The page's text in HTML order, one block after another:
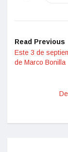
Read Previous
Este 3 de
de Marco Bonilla